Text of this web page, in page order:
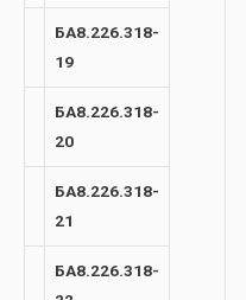
БА8.226.318-
19
БА8.226.318-
20
БА8.226.318-
21
БА8.226.318-